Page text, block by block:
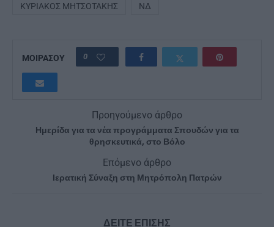
ΚΥΡΙΆΚΟΣ ΜΗΤΣΟΤΆΚΗΣ ΝΔ
ΜΟΙΡΑΣΟΥ 0
Προηγούμενο άρθρο
Ημερίδα για τα νέα προγράμματα Σπουδών για τα
θρησκευτικά, στο Βόλο
Επόμενο άρθρο
Ιερατική Σύναξη στη Μητρόπολη Πατρών
ΔΕΙΤΕ ΕΠΙΣΗΣ